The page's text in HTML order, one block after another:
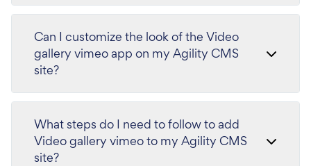
Can I customize the look of the Video
gallery vimeo app on my Agility CMS
site?
What steps do I need to follow to add
Video gallery vimeo to my Agility CMS
site?